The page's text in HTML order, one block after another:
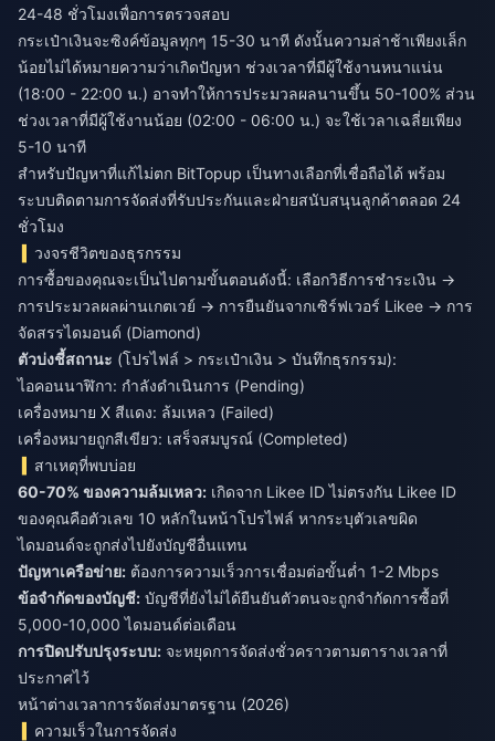
24-48 ชั่วโมงเพื่อการตรวจสอบ
กระเป๋าเงินจะซิงค์ข้อมูลทุกๆ 15-30 นาที ดังนั้นความล่าช้าเพียงเล็ก
น้อยไม่ได้หมายความว่าเกิดปัญหา ช่วงเวลาที่มีผู้ใช้งานหนาแน่น
(18:00 - 22:00 น.) อาจทำให้การประมวลผลนานขึ้น 50-100% ส่วน
ช่วงเวลาที่มีผู้ใช้งานน้อย (02:00 - 06:00 น.) จะใช้เวลาเฉลี่ยเพียง
5-10 นาที
สำหรับปัญหาที่แก้ไม่ตก BitTopup เป็นทางเลือกที่เชื่อถือได้ พร้อม
ระบบติดตามการจัดส่งที่รับประกันและฝ่ายสนับสนุนลูกค้าตลอด 24
ชั่วโมง
วงจรชีวิตของธุรกรรม
การซื้อของคุณจะเป็นไปตามขั้นตอนดังนี้: เลือกวิธีการชำระเงิน →
การประมวลผลผ่านเกตเวย์ → การยืนยันจากเซิร์ฟเวอร์ Likee → การ
จัดสรรไดมอนด์ (Diamond)
ตัวบ่งชี้สถานะ (โปรไฟล์ > กระเป๋าเงิน > บันทึกธุรกรรม):
ไอคอนนาฬิกา: กำลังดำเนินการ (Pending)
เครื่องหมาย X สีแดง: ล้มเหลว (Failed)
เครื่องหมายถูกสีเขียว: เสร็จสมบูรณ์ (Completed)
สาเหตุที่พบบ่อย
60-70% ของความล้มเหลว: เกิดจาก Likee ID ไม่ตรงกัน Likee ID
ของคุณคือตัวเลข 10 หลักในหน้าโปรไฟล์ หากระบุตัวเลขผิด
ไดมอนด์จะถูกส่งไปยังบัญชีอื่นแทน
ปัญหาเครือข่าย: ต้องการความเร็วการเชื่อมต่อขั้นต่ำ 1-2 Mbps
ข้อจำกัดของบัญชี: บัญชีที่ยังไม่ได้ยืนยันตัวตนจะถูกจำกัดการซื้อที่
5,000-10,000 ไดมอนด์ต่อเดือน
การปิดปรับปรุงระบบ: จะหยุดการจัดส่งชั่วคราวตามตารางเวลาที่
ประกาศไว้
หน้าต่างเวลาการจัดส่งมาตรฐาน (2026)
ความเร็วในการจัดส่ง